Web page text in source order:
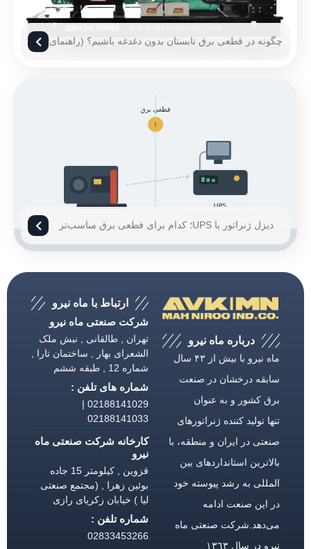
چگونه در قطعی برق تابستان بدون دغدغه باشیم؟ (راهنمای
دیزل ژنراتور یا UPS؛ کدام برای قطعی برق مناسب‌تر
درباره ماه نیرو
ماه نیرو با بیش از ۴۳ سال
سابقه درخشان در صنعت
برق كشور و به عنوان
تنها تولید كننده ژنراتورهای
صنعتی در ایران و منطقه، با
بالاترین استانداردهای بین
المللی به رشد پیوسته خود
در این صنعت ادامه
می‌دهد.شركت صنعتی ماه
نیرو در سال ١٣٦٣
ارتباط با ماه نیرو
شرکت صنعتی ماه نیرو
تهران , طالقانی , نبش ملک
الشعرای بهار , ساختمان تارا ,
شماره 12 , طبقه ششم
شماره های تلفن :
02188141029 |
02188141033
کارخانه شرکت صنعتی ماه
نیرو
قزوین , کیلومتر 15 جاده
بوئین زهرا , (مجتمع صنعتی
لیا ) خیابان زکریای رازی
شماره تلفن :
02833453266